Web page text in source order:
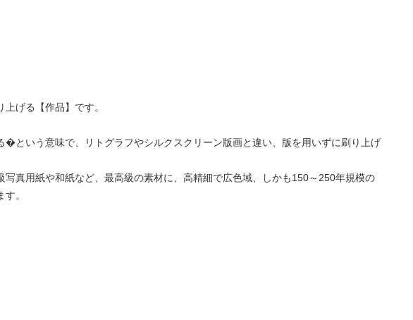
げる【作品】です。
という意味で、リトグラフやシルクスクリーン版画と違い、版を用いずに刷り上げ
真用紙や和紙など、最高級の素材に、高精細で広色域、しかも150～250年規模の
。